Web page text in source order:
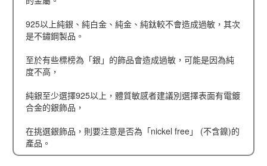
925以上純銀、純白金、純金、純鈦較不會造成過敏，其次
是不鏽鋼製品。
至於有些標榜為「銀」的飾品會造成過敏，可能是因為純
度不高，
純銀至少選擇925以上，體質敏感者建議別選擇表面有電鍍
合金的銀飾品，
在挑選銀飾品，則要注意是否為「nickel free」 (不含鎳)的
產品。